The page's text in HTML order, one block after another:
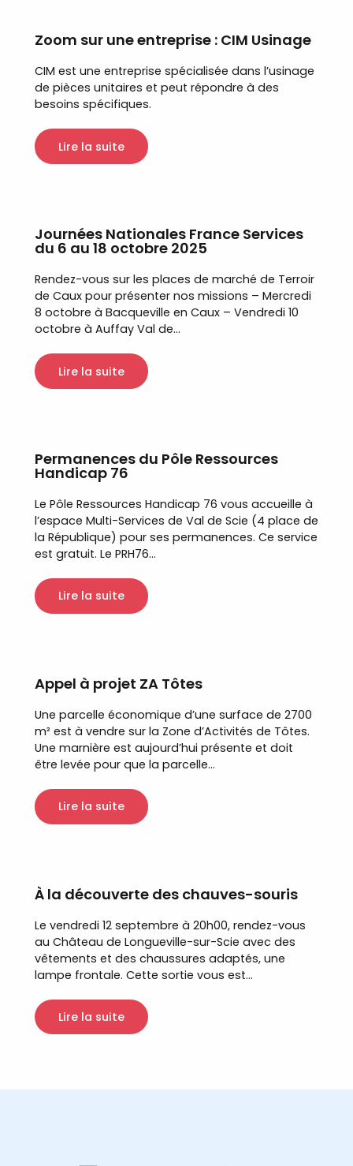
Zoom sur une entreprise : CIM Usinage
CIM est une entreprise spécialisée dans l’usinage
de pièces unitaires et peut répondre à des
besoins spécifiques.
Lire la suite
Journées Nationales France Services
du 6 au 18 octobre 2025
Rendez-vous sur les places de marché de Terroir
de Caux pour présenter nos missions – Mercredi
8 octobre à Bacqueville en Caux – Vendredi 10
octobre à Auffay Val de...
Lire la suite
Permanences du Pôle Ressources
Handicap 76
Le Pôle Ressources Handicap 76 vous accueille à
l’espace Multi-Services de Val de Scie (4 place de
la République) pour ses permanences. Ce service
est gratuit. Le PRH76...
Lire la suite
Appel à projet ZA Tôtes
Une parcelle économique d’une surface de 2700
m² est à vendre sur la Zone d’Activités de Tôtes.
Une marnière est aujourd’hui présente et doit
être levée pour que la parcelle...
Lire la suite
À la découverte des chauves-souris
Le vendredi 12 septembre à 20h00, rendez-vous
au Château de Longueville-sur-Scie avec des
vêtements et des chaussures adaptés, une
lampe frontale. Cette sortie vous est...
Lire la suite